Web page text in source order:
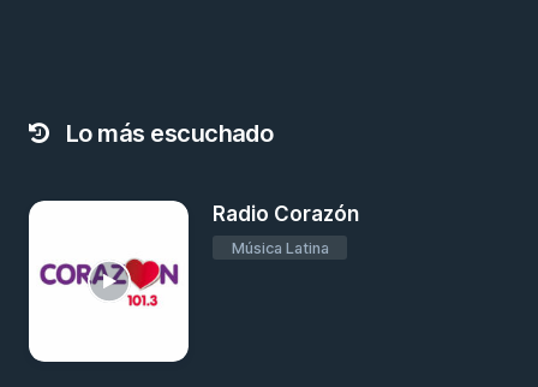
Lo más escuchado
Radio Corazón
Música Latina